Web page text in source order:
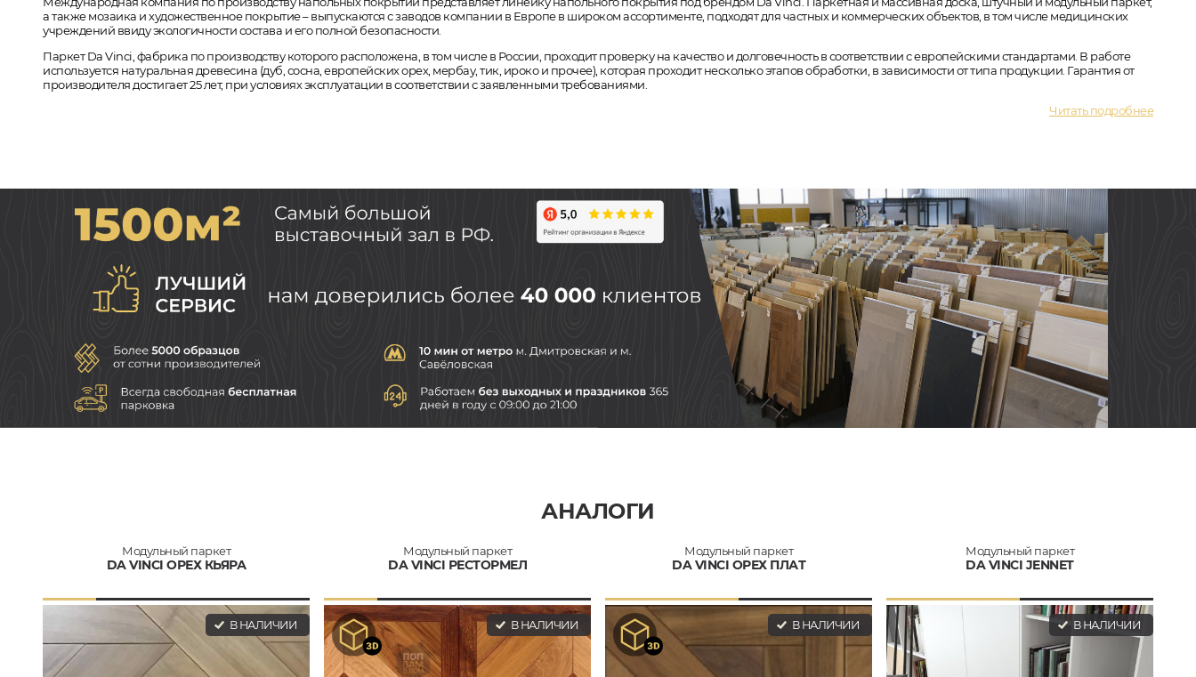
а также мозаика и художественное покрытие – выпускаются с заводов компании в Европе в широком ассортименте, подходят для частных и коммерческих объектов, в том числе медицинских
учреждений ввиду экологичности состава и его полной безопасности.
Паркет Da Vinci, фабрика по производству которого расположена, в том числе в России, проходит проверку на качество и долговечность в соответствии с европейскими стандартами. В работе
используется натуральная древесина (дуб, сосна, европейских орех, мербау, тик, ироко и прочее), которая проходит несколько этапов обработки, в зависимости от типа продукции. Гарантия от
производителя достигает 25 лет, при условиях эксплуатации в соответствии с заявленными требованиями.
Читать подробнее
АНАЛОГИ
Модульный паркет
DA VINCI ОРЕХ КЬЯРА
В НАЛИЧИИ
Модульный паркет
DA VINCI РЕСТОРМЕЛ
В НАЛИЧИИ
Модульный паркет
DA VINCI ОРЕХ ПЛАТ
В НАЛИЧИИ
Модульный паркет
DA VINCI JENNET
В НАЛИЧИИ